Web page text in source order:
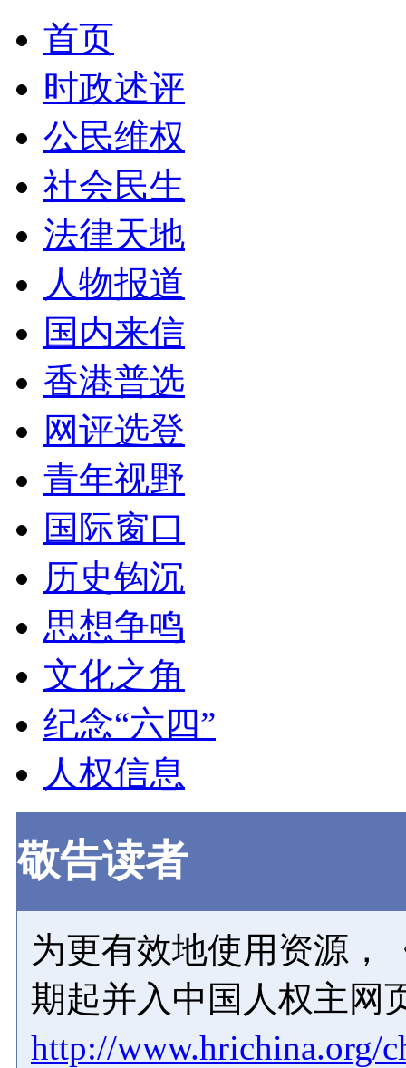
首页
时政述评
公民维权
社会民生
法律天地
人物报道
国内来信
香港普选
网评选登
青年视野
国际窗口
历史钩沉
思想争鸣
文化之角
纪念“六四”
人权信息
敬告读者
为更有效地使用资源，
期起并入中国人权主网
http://www.hrichina.org/